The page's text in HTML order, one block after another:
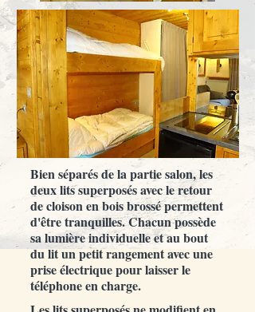
Bien séparés de la partie salon, les
deux lits superposés avec le retour
de cloison en bois brossé permettent
d'être tranquilles. Chacun possède
sa lumière individuelle et au bout
du lit un petit rangement avec une
prise électrique pour laisser le
téléphone en charge.